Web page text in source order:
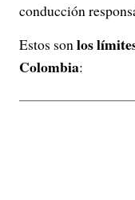
conducción
Estos sonlos
Colombia: